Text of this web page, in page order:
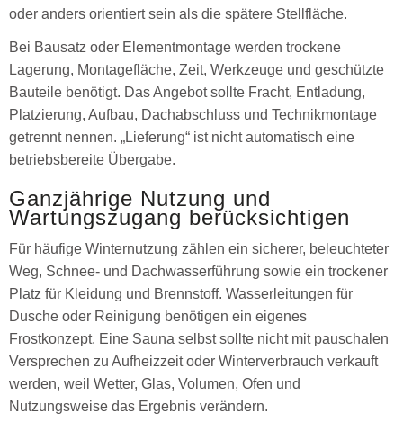
oder anders orientiert sein als die spätere Stellfläche.
Bei Bausatz oder Elementmontage werden trockene
Lagerung, Montagefläche, Zeit, Werkzeuge und geschützte
Bauteile benötigt. Das Angebot sollte Fracht, Entladung,
Platzierung, Aufbau, Dachabschluss und Technikmontage
getrennt nennen. „Lieferung“ ist nicht automatisch eine
betriebsbereite Übergabe.
Ganzjährige Nutzung und
Wartungszugang berücksichtigen
Für häufige Winternutzung zählen ein sicherer, beleuchteter
Weg, Schnee- und Dachwasserführung sowie ein trockener
Platz für Kleidung und Brennstoff. Wasserleitungen für
Dusche oder Reinigung benötigen ein eigenes
Frostkonzept. Eine Sauna selbst sollte nicht mit pauschalen
Versprechen zu Aufheizzeit oder Winterverbrauch verkauft
werden, weil Wetter, Glas, Volumen, Ofen und
Nutzungsweise das Ergebnis verändern.